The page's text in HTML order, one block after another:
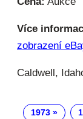
Více
zobrazení
Caldwell,
1973